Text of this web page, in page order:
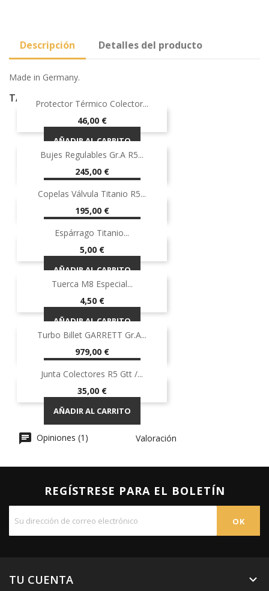
Descripción Detalles del producto
Made in Germany.
TAMBIÉN PODRÍA INTERESARLE
Protector Térmico Colector...
Precio
46,00 €
AÑADIR AL CARRITO
¡EN OFERTA!
Bujes Regulables Gr.A R5...
Precio
245,00 €
AÑADIR AL CARRITO
Copelas Válvula Titanio R5...
Precio
195,00 €
AÑADIR AL CARRITO
Espárrago Titanio...
Precio
5,00 €
AÑADIR AL CARRITO
Tuerca M8 Especial...
Precio
4,50 €
AÑADIR AL CARRITO
Turbo Billet GARRETT Gr.A...
Precio
979,00 €
AÑADIR AL CARRITO
Junta Colectores R5 Gtt /...
Precio
35,00 €
AÑADIR AL CARRITO
Opiniones (1) Valoración
REGÍSTRESE PARA EL BOLETÍN
TU CUENTA 